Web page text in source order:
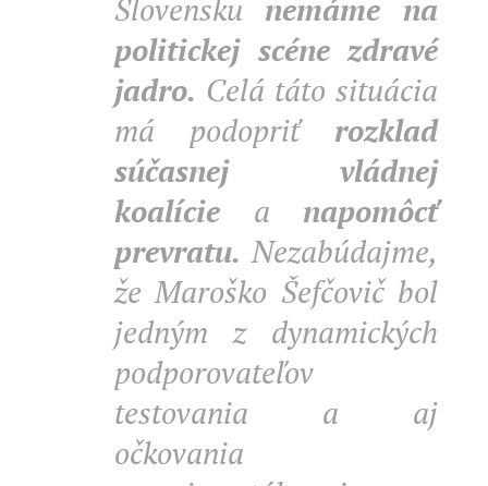
Slovensku nemáme na
politickej scéne zdravé
jadro. Celá táto situácia
má podopriťrozklad
súčasnej vládnej
koalície a napomôcť
prevratu. Nezabúdajme,
že Maroško Šefčovič bol
jedným z dynamických
podporovateľov
testovania a aj
očkovania